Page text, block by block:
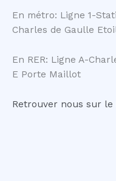
En métro: Ligne 1-
Charles de Gaulle
En RER: Ligne A-
E Porte Maillot
Retrouver nous sur le